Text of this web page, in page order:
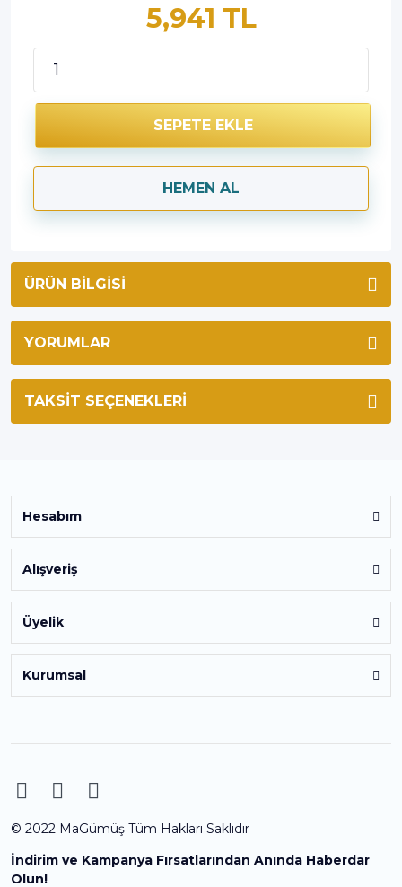
5,941 TL
SEPETE EKLE
HEMEN AL
ÜRÜN BILGISI
YORUMLAR
TAKSIT SEÇENEKLERI
Hesabım
Alışveriş
Üyelik
Kurumsal
© 2022 MaGümüş Tüm Hakları Saklıdır
İndirim ve Kampanya Fırsatlarından Anında Haberdar
Olun!